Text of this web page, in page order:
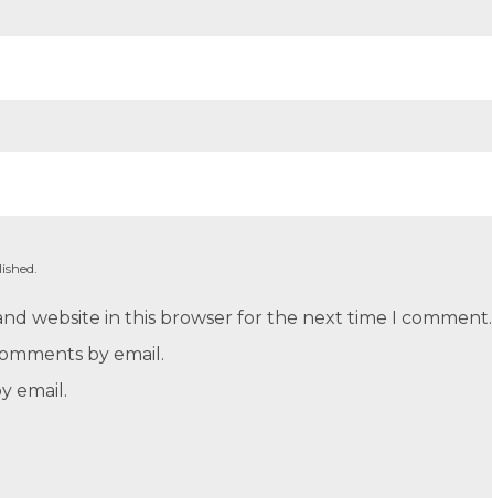
website in this browser for the next time I comment.
by email.
email.